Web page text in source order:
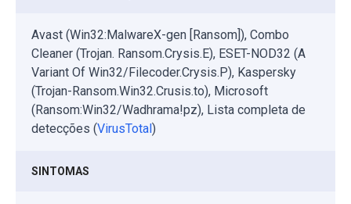
Avast (Win32:MalwareX-gen [Ransom]), Combo
Cleaner (Trojan. Ransom.Crysis.E), ESET-NOD32 (A
Variant Of Win32/Filecoder.Crysis.P), Kaspersky
(Trojan-Ransom.Win32.Crusis.to), Microsoft
(Ransom:Win32/Wadhrama!pz), Lista completa de
detecções (VirusTotal)
SINTOMAS